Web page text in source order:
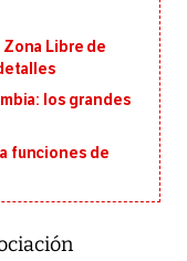
Libre de
los grandes
funciones de